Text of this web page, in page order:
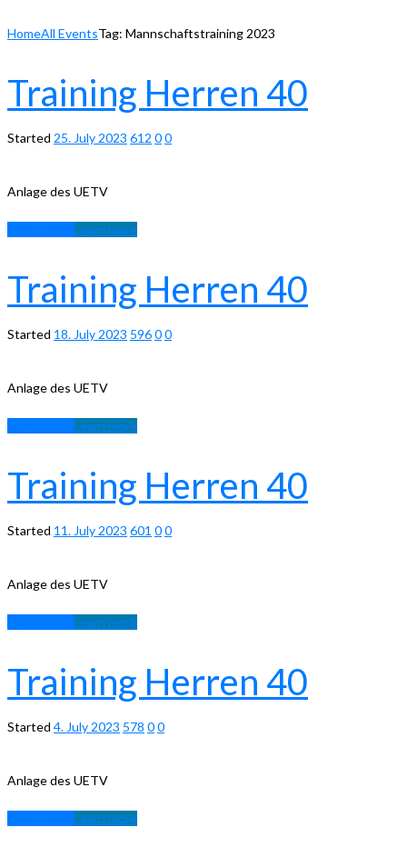
HomeAll EventsTag: Mannschaftstraining 2023
Training Herren 40
Started 25. July 2023 612 00
Anlage des UETV
Learn more
Training Herren 40
Started 18. July 2023 59600
Anlage des UETV
Learn more
Training Herren 40
Started 11. July 2023 601 00
Anlage des UETV
Learn more
Training Herren 40
Started 4. July 2023 578 00
Anlage des UETV
Learn more